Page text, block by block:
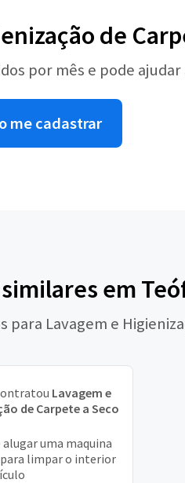
de
por mês e pode
me cadastrar
em
para Lavagem e
Lavagem e
de Carpete a Seco
alugar uma maquina
limpar o interior